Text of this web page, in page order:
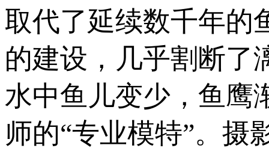
取代了延续数千年的
的建设，几乎割断了
水中鱼儿变少，鱼鹰
师的“专业模特”。摄